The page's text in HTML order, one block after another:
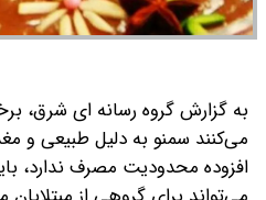
به گزارش گروه رسانه ای شرق،
می‌کنند سمنو به دلیل طبیعی و
افزوده محدودیت مصرف ندارد،